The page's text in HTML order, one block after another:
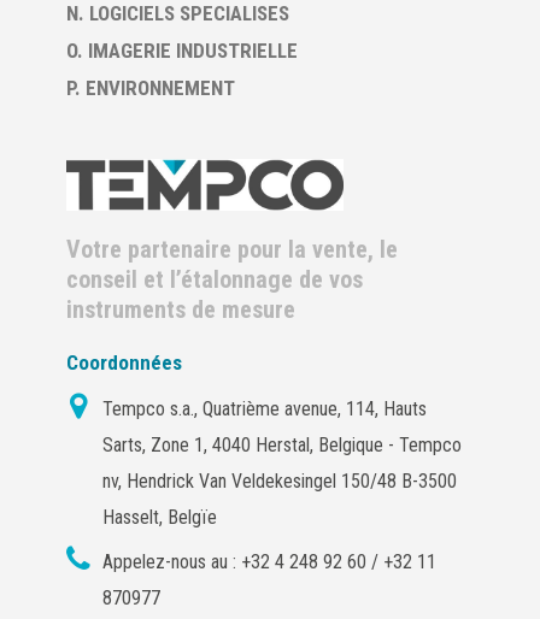
N. LOGICIELS SPECIALISES
O. IMAGERIE INDUSTRIELLE
P. ENVIRONNEMENT
Votre partenaire pour la vente, le
conseil et l’étalonnage de vos
instruments de mesure
Coordonnées
Tempco s.a., Quatrième avenue, 114, Hauts
Sarts, Zone 1, 4040 Herstal, Belgique - Tempco
nv, Hendrick Van Veldekesingel 150/48 B-3500
Hasselt, Belgïe
Appelez-nous au : +32 4 248 92 60 / +32 11
870977